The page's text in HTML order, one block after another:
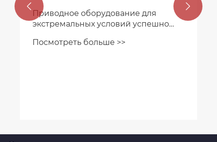
Приводное оборудование для
экстремальных условий успешно
Посмотреть больше >>
 